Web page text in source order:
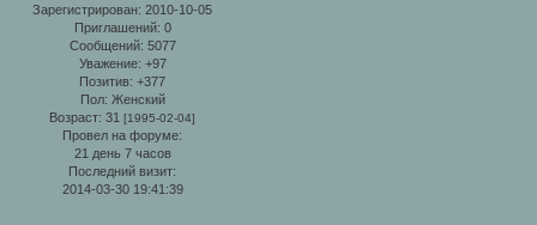
Зарегистрирован: 2010-10-05
Приглашений: 0
Сообщений: 5077
Уважение: +97
Позитив: +377
Пол: Женский
Возраст: 31[1995-02-04]
Провел на форуме:
21 день 7 часов
Последний визит:
2014-03-30 19:41:39